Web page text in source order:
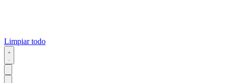
Limpiar todo